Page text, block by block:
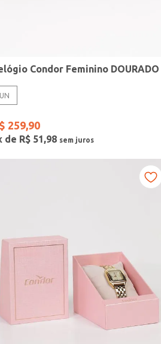
Condor Feminino DOURADO
UN
259,90
de R$ 51,98